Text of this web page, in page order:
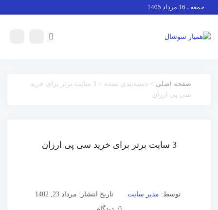
جمعه ، 16 مرداد 1405
صفحه اصلی
> دسته‌بندی نشده > 3 سایت برتر برای خرید
سی پی ارزان
3 سایت برتر برای خرید سی پی ارزان
توسط: مدیر سایت
تاریخ انتشار: مرداد 23, 1402